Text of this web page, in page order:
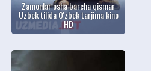
Zamonlar osha barcha qismar
Uzbek tilida O'zbek tarjima kino
HD